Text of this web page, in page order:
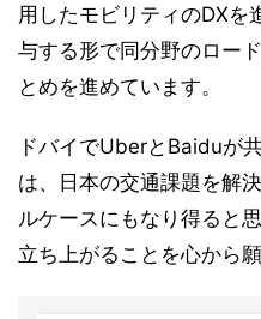
用したモビリティのDXを
与する形で同分野のロー
とめを進めています。
ドバイでUberとBaiduが
は、日本の交通課題を解
ルケースにもなり得ると
立ち上がることを心から